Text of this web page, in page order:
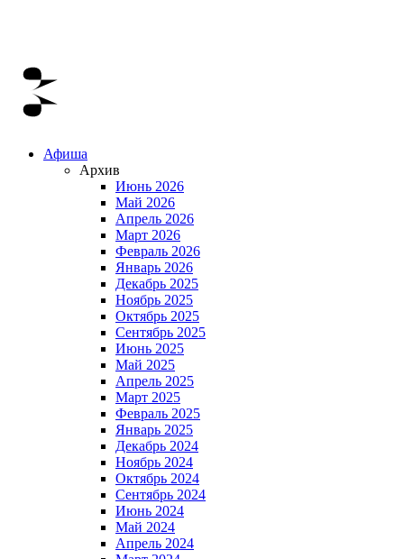
Афиша
Архив
Июнь 2026
Май 2026
Апрель 2026
Март 2026
Февраль 2026
Январь 2026
Декабрь 2025
Ноябрь 2025
Октябрь 2025
Сентябрь 2025
Июнь 2025
Май 2025
Апрель 2025
Март 2025
Февраль 2025
Январь 2025
Декабрь 2024
Ноябрь 2024
Октябрь 2024
Сентябрь 2024
Июнь 2024
Май 2024
Апрель 2024